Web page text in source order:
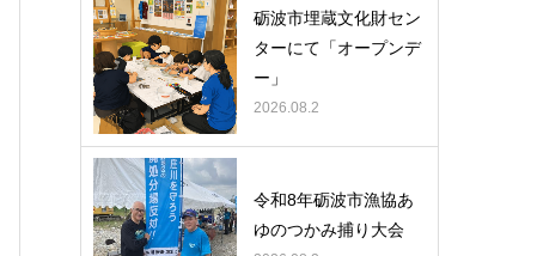
砺波市埋蔵文化財セン
ターにて「オープンデ
ー」
2026.08.2
令和8年砺波市漁協あ
ゆのつかみ捕り大会